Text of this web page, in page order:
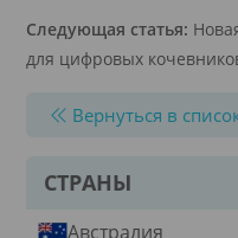
Следующая статья:
для цифровых
Вернуться в
СТРАНЫ
Австралия